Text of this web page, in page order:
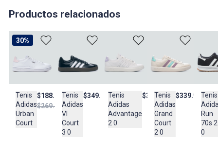
versatilidad. Diseñados para integrarse a la perfección en tu estilo
de vida, también son toda una declaración de moda. Con un limpio
look atemporal que complementa tus outfits favoritos. La
comodidad fiables. Tanto si estás explorando la ciudad como si
disfrutas de un día informal, estos tenis adidas están diseñados
preferida para el uso diario.
País de origen:
VIETNAM
Productos relacionados
30%
Tenis
Adidas
Urban
Court
$188.950
$269.950
Tenis
Adidas
Vl
Court
3 0
$349.950Tenis
Adidas
Advantage
2 0
$349.950
Tenis
Adidas
Grand
Court
2 0
$339.950Tenis
Run
70s 2
0